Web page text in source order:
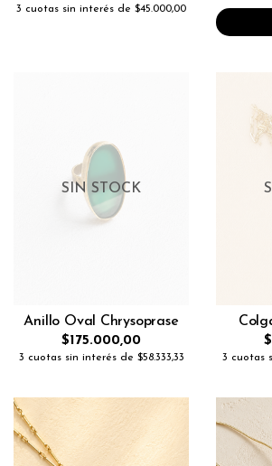
3 cuotas sin interés de $45.000,00
SIN STOCK
Anillo Oval Chrysoprase
$175.000,00
3 cuotas sin interés de $58.333,33 3 cuotas